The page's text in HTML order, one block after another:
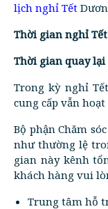
lịch nghỉ Tết
Thời gian nghỉ Tết
Thời gian quay
Trong kỳ nghỉ
cung cấp vẫn
Bộ phận Chăm
như thường lệ
gian này kênh
khách hàng vui
Trung tâm hỗ